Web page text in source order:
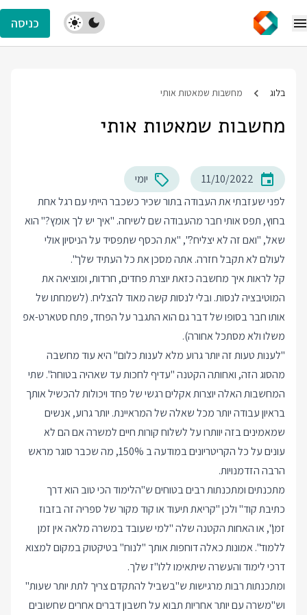
כניסה
בלוג מחשבות שמאטות אותי
מחשבות שמאטות אותי
11/10/2022
יומי
לפני שעזבתי את העבודה בתור שכיר כשכבר הייתי עם רגל אחת
בחוץ, תפס אותי חבר מהעבודה שם לשיחה. "איך יש לך אומץ?" הוא
שאל, "ואם זה לא יצליח?", "את הכסף שתפסיד על הניסיון אולי
לעולם לא תקבל חזרה. אתה מסכן את כל העתיד שלך".
קל לראות איך מחשבה כזאת יוצרת פחדים, חרדות, ומוציאה את
המוטיבציה לנסות. ובלי לנסות קשה מאוד להצליח. (לשמחתו של
אותו חבר בסופו של דבר גם הוא התגבר על הפחד, פתח סטארט-אפ
משלו ולא מסתכל אחורה).
"לענות טעות זה יותר גרוע מלא לענות כלום" היא עוד מחשבה
מהסוג הזה, ואחותה הקטנה "עדיף לחכות עד שאהיה בטוחה". שתי
המחשבות האלה יוצרות אקלים רגשי של פחד ויכולות להכשיל אותך
בראיון עבודה יותר מכל שאלה של המראיינת. יותר גרוע, אנשים
שמאמינים בזה יוותרו על לשלוח קורות חיים למשרה אם הם לא
עונים על כל הקריטריונים במודעה ב 150%, מה שכבר סוגר מראש
הרבה הזדמנויות.
מתכנתים ומתכנתות רבים בטוחים ש"הלימוד הכי טוב הוא דרך
כתיבת קוד" ולכן "קריאת תיעוד או קוד מקור של ספריה זה בזבוז
זמן", או האחות הקטנה שלה "למי שעובד במשרה מלאה אין זמן
ללמוד". אמונות כאלה דוחפות אותך "לנוח" בטיקטוק במקום למצוא
דרכי לימוד והעשרה שיתאימו ללו"ז שלך.
ומתכנתות רבות מרגישות ש"בשביל להתקדם צריך לתת יותר שעות"
וש"משרה עם יותר אחריות תבוא על חשבון דברים אחרים שחשובים